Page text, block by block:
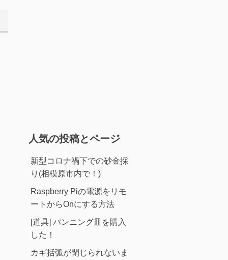
人気の投稿とページ
新型コロナ禍下での砂金採
り(相模原市内で！)
Raspberry Piの電源をリモ
ートからOnにする方法
[道具] パンニング皿を購入
した！
カギ括弧が閉じられないま